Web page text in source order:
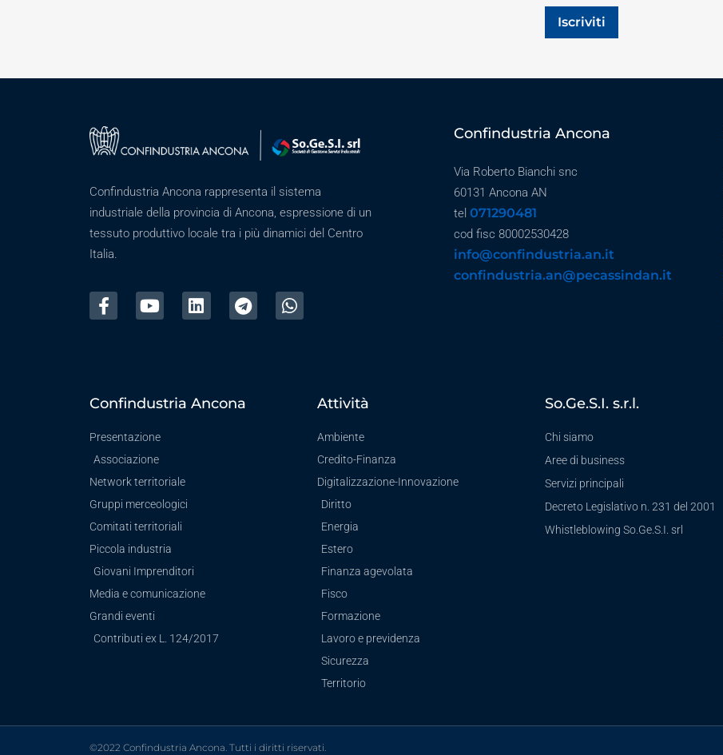
Iscriviti
Confindustria Ancona rappresenta il sistema
industriale della provincia di Ancona, espressione di un
tessuto produttivo locale tra i più dinamici del Centro
Italia.
Confindustria Ancona
Via Roberto Bianchi snc
60131 Ancona AN
tel 071290481
cod fisc 80002530428
info@confindustria.an.it
confindustria.an@pecassindan.it
Confindustria Ancona
Presentazione
Associazione
Network territoriale
Gruppi merceologici
Comitati territoriali
Piccola industria
Giovani Imprenditori
Media e comunicazione
Grandi eventi
Contributi ex L. 124/2017
Attività
Ambiente
Credito-Finanza
Digitalizzazione-Innovazione
Diritto
Energia
Estero
Finanza agevolata
Fisco
Formazione
Lavoro e previdenza
Sicurezza
Territorio
So.Ge.S.I. s.r.l.
Chi siamo
Aree di business
Servizi principali
Decreto Legislativo n. 231 del 2001
Whistleblowing So.Ge.S.I. srl
©2022 Confindustria Ancona. Tutti i diritti riservati.